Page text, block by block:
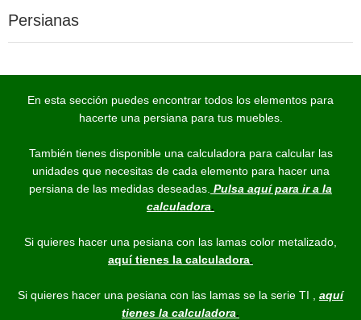
Persianas
En esta sección puedes encontrar todos los elementos para
hacerte una persiana para tus muebles.
También tienes disponible una calculadora para calcular las
unidades que necesitas de cada elemento para hacer una
persiana de las medidas deseadas. Pulsa aquí para ir a la
calculadora.
Si quieres hacer una pesiana con las lamas color metalizado,
aquí tienes la calculadora.
Si quieres hacer una pesiana con las lamas se la serie TI ,
aquí
tienes la calculadora.